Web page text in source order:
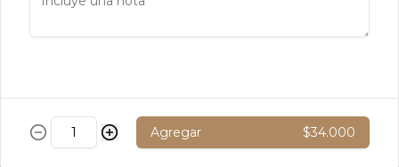
Sopa con mix de verduras
Sopa de zanahoria
Agregar $34.000